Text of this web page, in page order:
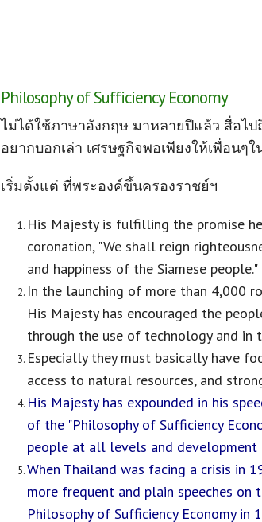
Philosophy of Sufficiency Economy
ไม่ได้ใช้ภาษาอังกฤษ มาหลายปีแล้ว สื่อไ
อยากบอกเล่า เศรษฐกิจพอเพียงให้เพื่อนๆ
เริ่มตั้งแต่ ที่พระองค์ขึ้นครองราชย์ฯ
His Majesty is fulfilling the promise
coronation, "We shall reign
and happiness of the Siamese people."
In the launching of more than 4,000
His Majesty has encouraged the
through the use of technology and in
Especially they must basically have
access to natural resources, and
His Majesty has expounded in his
of the "Philosophy of Sufficiency
people at all levels and development
When Thailand was facing a crisis in
more frequent and plain speeches on
Philosophy of Sufficiency Economy in